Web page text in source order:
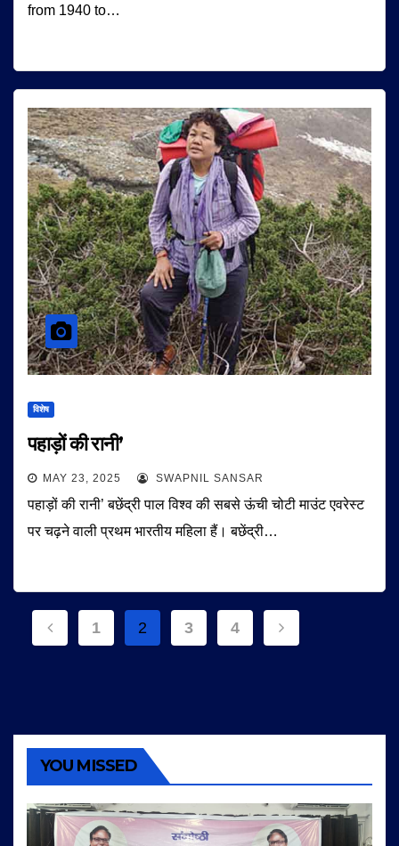
from 1940 to…
विशेष
पहाड़ों की रानी’
MAY 23, 2025 SWAPNIL SANSAR
पहाड़ों की रानी’ बछेंद्री पाल विश्व की सबसे ऊंची चोटी माउंट एवरेस्ट
पर चढ़ने वाली प्रथम भारतीय महिला हैं। बछेंद्री…
Posts
1 2 3 4
YOU MISSED